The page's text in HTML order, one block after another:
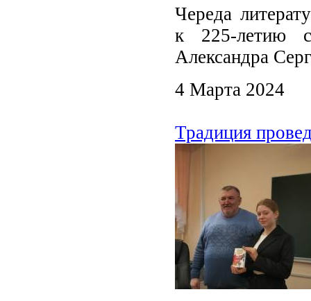
Череда
к 225-летию
Александра
4 Марта 2024
Традиция